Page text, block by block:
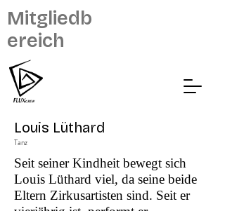
Mitgliedb
ereich
Louis Lüthard
Tanz
Seit seiner Kindheit bewegt sich
Louis Lüthard viel, da seine beide
Eltern Zirkusartisten sind. Seit er